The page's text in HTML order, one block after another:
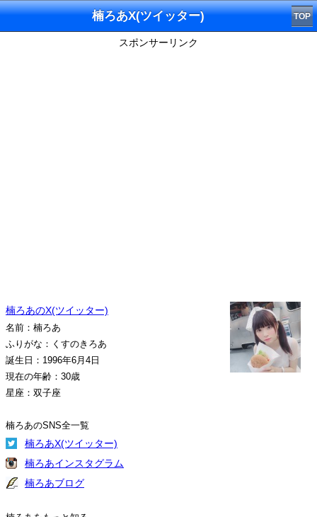
楠ろあX(ツイッター) TOP
スポンサーリンク
楠ろあのX(ツイッター)
名前：楠ろあ
ふりがな：くすのきろあ
誕生日：1996年6月4日
現在の年齢：30歳
星座：双子座
楠ろあのSNS全一覧
楠ろあX(ツイッター)
楠ろあインスタグラム
楠ろあブログ